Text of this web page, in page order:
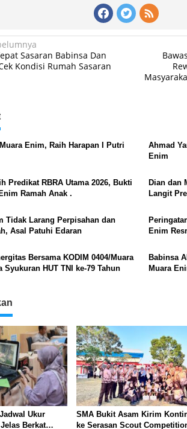
Sasaran Babinsa Dan
Kondisi Rumah Sasaran
Enim, Raih Harapan I Putri
Ahmad
Enim
Predikat RBRA Utama 2026, Bukti
Ramah Anak .
Dian dan
Langit
Tidak Larang Perpisahan dan
Asal Patuhi Edaran
Enim
Bersama KODIM 0404/Muara
HUT TNI ke-79 Tahun
Babinsa
Muara
Ukur
Berkat
SMA Bukit Asam Kirim
ke Serasan Scout